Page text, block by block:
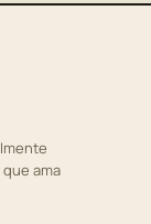
ama